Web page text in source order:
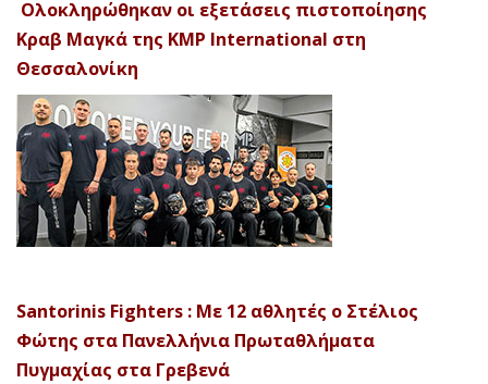
Ολοκληρώθηκαν οι εξετάσεις πιστοποίησης
Κραβ Μαγκά της KMP International στη
Θεσσαλονίκη
Santorinis Fighters : Με 12 αθλητές ο Στέλιος
Φώτης στα Πανελλήνια Πρωταθλήματα
Πυγμαχίας στα Γρεβενά